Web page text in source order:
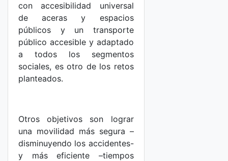
con accesibilidad universal
de aceras y espacios
públicos y un transporte
público accesible y adaptado
a todos los segmentos
sociales, es otro de los retos
planteados.
Otros objetivos son lograr
una movilidad más segura –
disminuyendo los accidentes-
y más eficiente –tiempos